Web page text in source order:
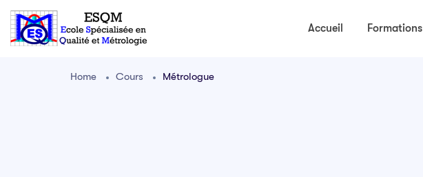
Accueil Formations
Home Cours Métrologue